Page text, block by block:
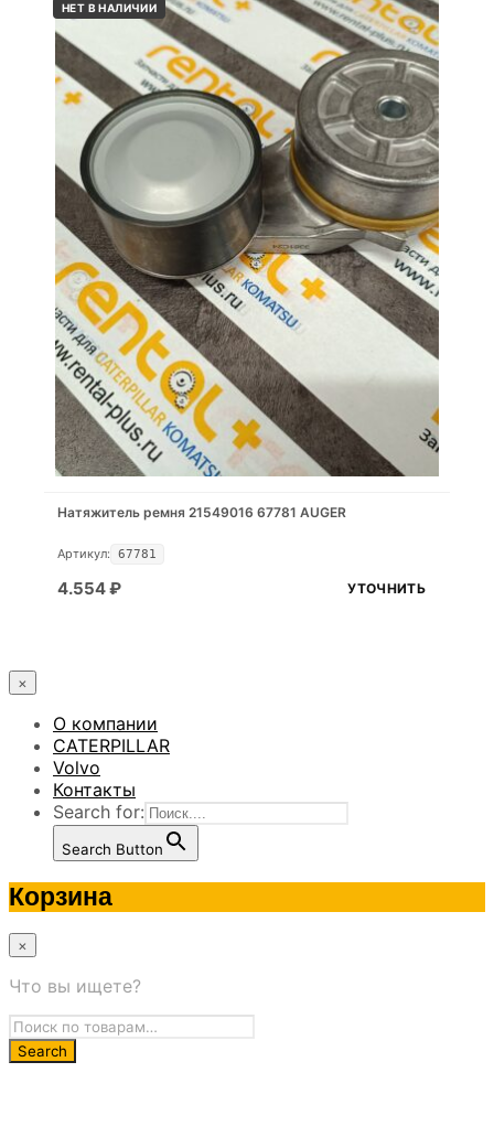
НЕТ В НАЛИЧИИ
Натяжитель ремня 21549016 67781 AUGER
Артикул: 67781
4.554₽ УТОЧНИТЬ
×
О компании
CATERPILLAR
Volvo
Контакты
Search for:
Search Button
Корзина
×
Что вы ищете?